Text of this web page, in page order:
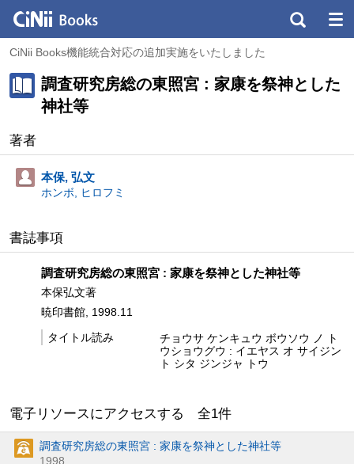
CiNii Books機能統合対応の追加実施をいたしました
調査研究房総の東照宮 : 家康を祭神とした
神社等
著者
本保, 弘文
ホンボ, ヒロフミ
書誌事項
調査研究房総の東照宮 : 家康を祭神とした神社等
本保弘文著
暁印書館, 1998.11
タイトル読み
チョウサ ケンキュウ ボウソウ ノ ト
ウショウグウ : イエヤス オ サイジン
ト シタ ジンジャ トウ
電子リソースにアクセスする 全1件
調査研究房総の東照宮 : 家康を祭神とした神社等
1998